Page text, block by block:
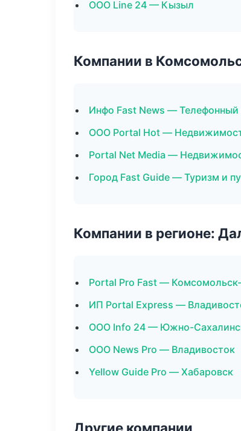
ООО Line 24 — Кызыл
Компании в
Инфо Fast News — Телефонный
ООО Portal Hot —
Portal Net Media —
Город Fast Guide — Туризм и
Компании в регионе:
Portal Pro Fast —
ИП Portal Express —
ООО Info 24 — Южно-
ООО News Pro — Владивосток
Yellow Guide Pro — Хабаровск
Другие компании